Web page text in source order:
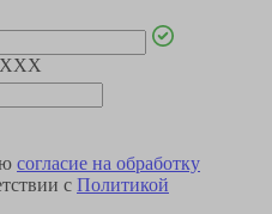
согласие на обработку
с Политикой